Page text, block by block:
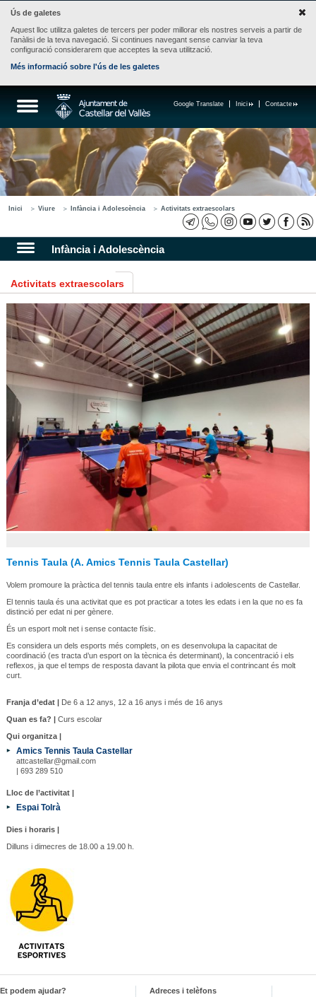
Ús de galetes
Aquest lloc utilitza galetes de tercers per poder millorar els nostres serveis a partir de
l'anàlisi de la teva navegació. Si continues navegant sense canviar la teva
configuració considerarem que acceptes la seva utilització.
Més informació sobre l'ús de les galetes
Contacte
Inici
Google Translate
Inici Viure Infància i Adolescència Activitats extraescolars
Infància i Adolescència
Activitats extraescolars
Tennis Taula (A. Amics Tennis Taula Castellar)
Volem promoure la pràctica del tennis taula entre els infants i adolescents de Castellar.
El tennis taula és una activitat que es pot practicar a totes les edats i en la que no es fa
distinció per edat ni per gènere.
És un esport molt net i sense contacte físic.
Es considera un dels esports més complets, on es desenvolupa la capacitat de
coordinació (es tracta d’un esport on la tècnica és determinant), la concentració i els
reflexos, ja que el temps de resposta davant la pilota que envia el contrincant és molt
curt.
Franja d’edat |De 6 a 12 anys, 12 a 16 anys i més de 16 anys
Quan es fa? |Curs escolar
Qui organitza |
Amics Tennis Taula Castellar
attcastellar@gmail.com
| 693 289 510
Lloc de l’activitat |
Espai Tolrà
Dies i horaris |
Dilluns i dimecres de 18.00 a 19.00 h.
Et podem ajudar?
Adreces i telèfons